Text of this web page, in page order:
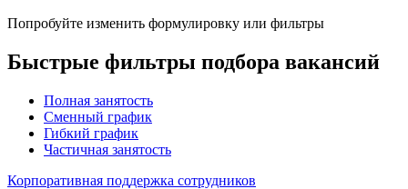
Попробуйте изменить формулировку или фильтры
Быстрые фильтры подбора вакансий
Полная занятость
Сменный график
Гибкий график
Частичная занятость
Корпоративная поддержка сотрудников